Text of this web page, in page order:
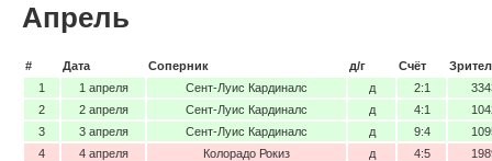
Апрель
# Дата Соперник д/г Счёт
1
1 апреля Сент-Луис Кардиналс д 2:1
2
2 апреля Сент-Луис Кардиналс д 4:1
3
3 апреля Сент-Луис Кардиналс д 9:4
4
4 апреля Колорадо Рокиз д 4:5